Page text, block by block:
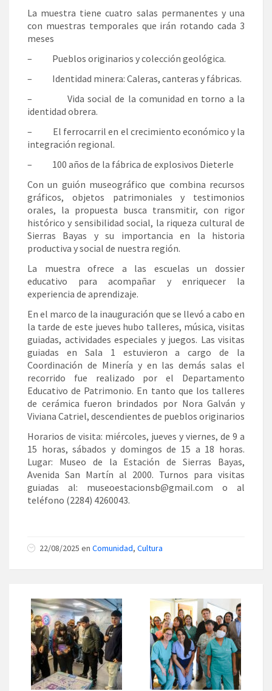
La muestra tiene cuatro salas permanentes y una
con muestras temporales que irán rotando cada 3
meses
– Pueblos originarios y colección geológica.
– Identidad minera: Caleras, canteras y fábricas.
– Vida social de la comunidad en torno a la
identidad obrera.
– El ferrocarril en el crecimiento económico y la
integración regional.
– 100 años de la fábrica de explosivos Dieterle
Con un guión museográfico que combina recursos
gráficos, objetos patrimoniales y testimonios
orales, la propuesta busca transmitir, con rigor
histórico y sensibilidad social, la riqueza cultural de
Sierras Bayas y su importancia en la historia
productiva y social de nuestra región.
La muestra ofrece a las escuelas un dossier
educativo para acompañar y enriquecer la
experiencia de aprendizaje.
En el marco de la inauguración que se llevó a cabo en
la tarde de este jueves hubo talleres, música, visitas
guiadas, actividades especiales y juegos. Las visitas
guiadas en Sala 1 estuvieron a cargo de la
Coordinación de Minería y en las demás salas el
recorrido fue realizado por el Departamento
Educativo de Patrimonio. En tanto que los talleres
de cerámica fueron brindados por Nora Galván y
Viviana Catriel, descendientes de pueblos originarios
Horarios de visita: miércoles, jueves y viernes, de 9 a
15 horas, sábados y domingos de 15 a 18 horas.
Lugar: Museo de la Estación de Sierras Bayas,
Avenida San Martín al 2000. Turnos para visitas
guiadas al: museoestacionsb@gmail.com o al
teléfono (2284) 4260043.
22/08/2025 en Comunidad, Cultura